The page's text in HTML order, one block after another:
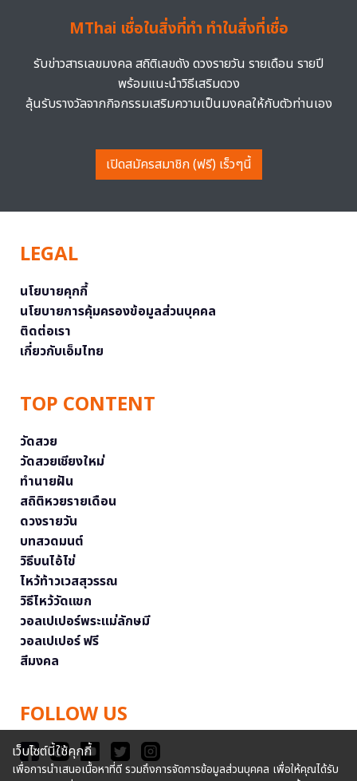
MThai เชื่อในสิ่งที่ทำ ทำในสิ่งที่เชื่อ
รับข่าวสารเลขมงคล สถิติเลขดัง ดวงรายวัน รายเดือน รายปี
พร้อมแนะนำวิธีเสริมดวง
ลุ้นรับรางวัลจากกิจกรรมเสริมความเป็นมงคลให้กับตัวท่านเอง
เปิดสมัครสมาชิก (ฟรี) เร็วๆนี้
LEGAL
นโยบายคุกกี้
นโยบายการคุ้มครองข้อมูลส่วนบุคคล
ติดต่อเรา
เกี่ยวกับเอ็มไทย
TOP CONTENT
วัดสวย
วัดสวยเชียงใหม่
ทำนายฝัน
สถิติหวยรายเดือน
ดวงรายวัน
บทสวดมนต์
วิธีบนไอ้ไข่
ไหว้ท้าวเวสสุวรรณ
วิธีไหว้วัดแขก
วอลเปเปอร์พระแม่ลักษมี
วอลเปเปอร์ ฟรี
สีมงคล
FOLLOW US
เว็บไซต์นี้ใช้คุกกี้
เพื่อการนำเสนอเนื้อหาที่ดี รวมถึงการจัดการข้อมูลส่วนบุคคล เพื่อให้คุณได้รับ